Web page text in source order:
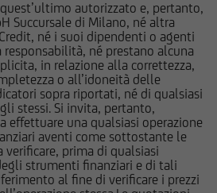
autorizzato e, pertanto,
Succursale di Milano, né altra
né i suoi dipendenti o agenti
né prestano alcuna
in relazione alla correttezza,
o all’idoneità delle
sopra riportati, né di qualsiasi
stessi. Si invita, pertanto,
effettuare una qualsiasi operazione
aventi come sottostante le
prima di qualsiasi
strumenti finanziari e di tali
al fine di verificare i prezzi
di un'offerta al pubblico in
leggere attentamente il
di riferimento,
ai pertinenti Final
Definitive sul sito web
collocatori. Tutte le
sul Sito, ivi comprese
sul trattamento fiscale e sul
relativi agli strumenti
le informazioni